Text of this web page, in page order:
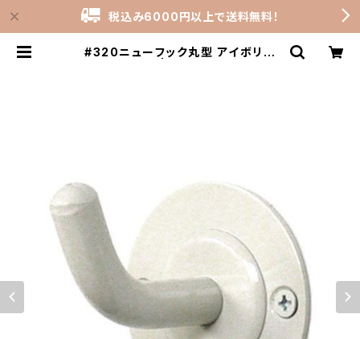
税込み6000円以上で送料無料！
#320ニューフック丸型 アイボリー